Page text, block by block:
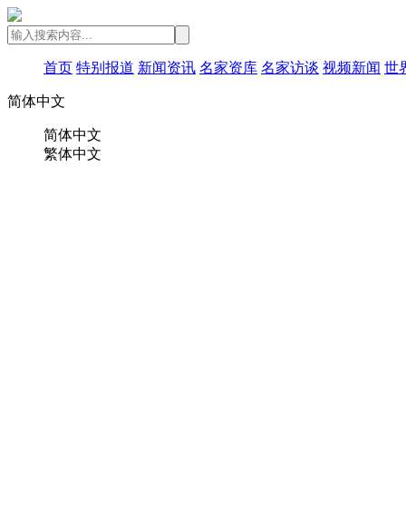
首页 特别报道 新闻资讯 名家资库 名家访谈 视频新闻 世
简体中文
简体中文
繁体中文